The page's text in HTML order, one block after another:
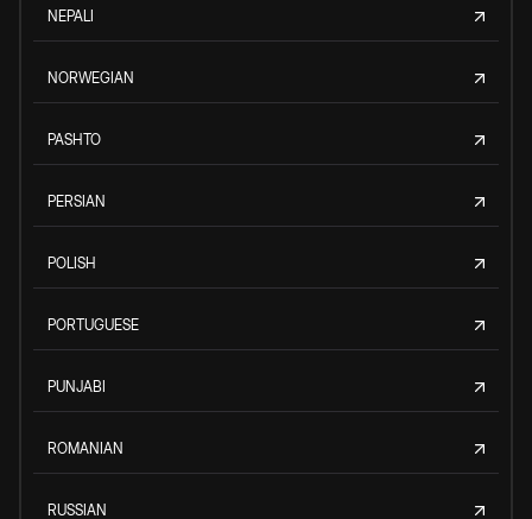
NEPALI
NORWEGIAN
PASHTO
PERSIAN
POLISH
PORTUGUESE
PUNJABI
ROMANIAN
RUSSIAN